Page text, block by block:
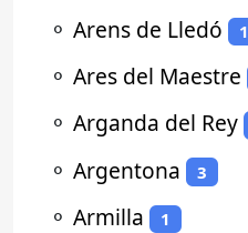
⚬ Arens de Lledó 1
⚬ Ares del Maestre
⚬ Arganda del Rey
⚬ Argentona 3
⚬ Armilla 1